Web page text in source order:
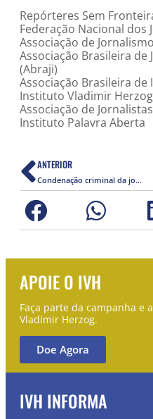
Repórteres Sem
Federação Nacional dos
Associação de
Associação Brasileira
(Abraji)
Associação Brasileira de
Instituto Vladimir Herzog
Associação de
Instituto Palavra Aberta
ANTERIOR
Condenação criminal da jornalista que cobriu caso Mariana Ferrer é ultrajante
APOIE O IVH
Faça parte da campanha e
Vladimir Herzog.
Doe Agora
IVH INFORMA